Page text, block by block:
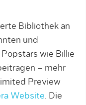
Bibliothek an
und
wie Billie
– mehr
Preview
Website. Die